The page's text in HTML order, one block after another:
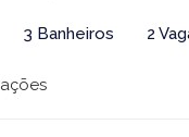
3 Banheiros 2